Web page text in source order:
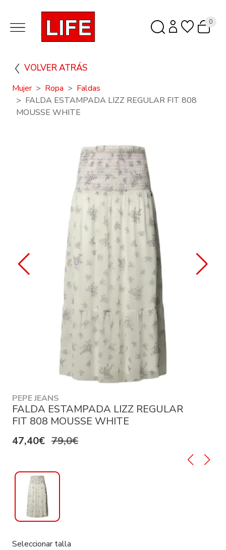
0
VOLVER ATRÁS
Mujer Ropa
Faldas
FALDA ESTAMPADA LIZZ REGULAR FIT 808
MOUSSE WHITE
PEPE JEANS
FALDA ESTAMPADA LIZZ REGULAR
FIT 808 MOUSSE WHITE
47,40€ 79,0€
Seleccionar talla